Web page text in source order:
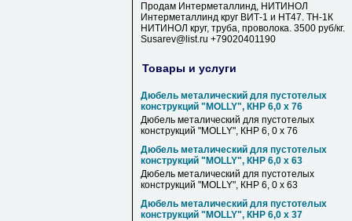
Продам Интерметаллинд, НИТИНОЛ
Интерметаллинд круг ВИТ-1 и НТ47. ТН-1К
НИТИНОЛ круг, труба, проволока. 3500 руб/кг.
Susarev@list.ru +79020401190
Товары и услуги
Дюбель металический для пустотелых
конструкций "MOLLY", КНР 6,0 х 76
Дюбель металический для пустотелых
конструкций "MOLLY", КНР 6, 0 х 76
Дюбель металический для пустотелых
конструкций "MOLLY", КНР 6,0 х 63
Дюбель металический для пустотелых
конструкций "MOLLY", КНР 6, 0 х 63
Дюбель металический для пустотелых
конструкций "MOLLY", КНР 6,0 х 37